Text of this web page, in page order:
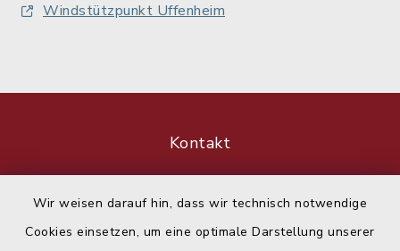
Wir weisen darauf hin, dass wir technisch notwendige
Cookies einsetzen, um eine optimale Darstellung unserer
Windstützpunkt Uffenheim
Kontakt
Datenschutz